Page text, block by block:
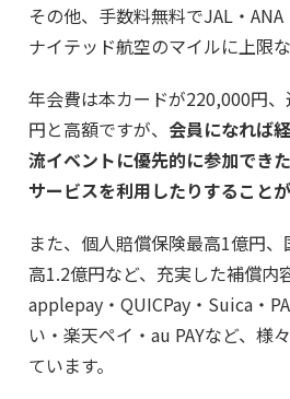
その他、手数料無料でJAL・
ナイテッド航空のマイルに上限
年会費は本カードが220,000円
円と高額ですが、 会員になれば
流イベントに優先的に参加でき
サービスを利用したりすること
また、個人賠償保険最高1億円
高1.2億円など、充実した補償内
applepay・QUICPay・Suica・
い・楽天ペイ・au PAYなど、様
ています。